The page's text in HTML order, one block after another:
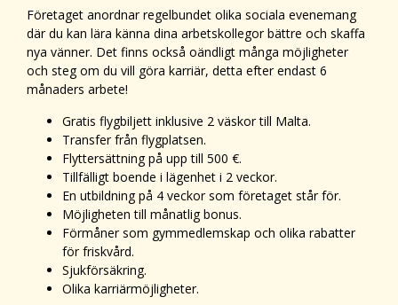
Företaget anordnar regelbundet olika sociala evenemang
där du kan lära känna dina arbetskollegor bättre och skaffa
nya vänner. Det finns också oändligt många möjligheter
och steg om du vill göra karriär, detta efter endast 6
månaders arbete!
Gratis flygbiljett inklusive 2 väskor till Malta.
Transfer från flygplatsen.
Flyttersättning på upp till 500 €.
Tillfälligt boende i lägenhet i 2 veckor.
En utbildning på 4 veckor som företaget står för.
Möjligheten till månatlig bonus.
Förmåner som gymmedlemskap och olika rabatter
för friskvård.
Sjukförsäkring.
Olika karriärmöjligheter.